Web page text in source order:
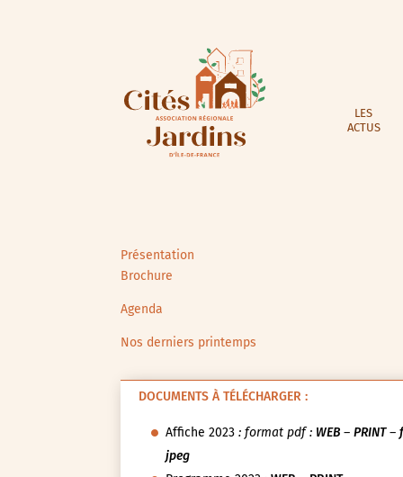
LES
ACTUS
Présentation
Brochure
Agenda
Nos derniers printemps
DOCUMENTS À TÉLÉCHARGER :
Affiche 2023 : format pdf : WEB –PRINT–
jpeg